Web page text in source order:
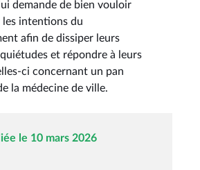
demande de bien vouloir
intentions du
afin de dissiper leurs
et répondre à leurs
ci concernant un pan
la médecine de ville.
le 10 mars 2026